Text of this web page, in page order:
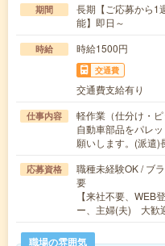
期間
長期【ご応募から1
能】即日～
時給 時給1500円
交通費
交通費支給有り
仕事内容
軽作業（仕分け・
自動車部品をパレ
願いします。(派遣
応募資格
職種未経験OK / ブ
要
【来社不要、WEB
ー、主婦(夫) 大歓
職場の雰囲気